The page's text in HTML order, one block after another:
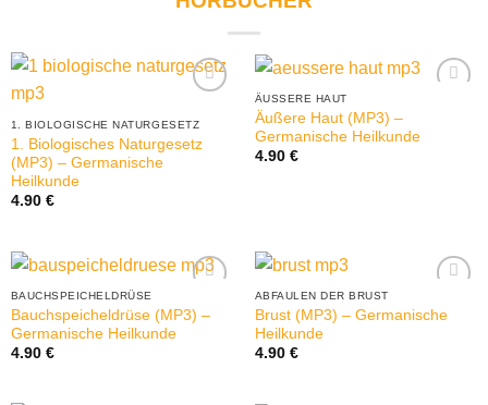
1. BIOLOGISCHE NATURGESETZ
1. Biologisches Naturgesetz
(MP3) – Germanische
Heilkunde
4.90 €
ÄUSSERE HAUT
Äußere Haut (MP3) –
Germanische Heilkunde
4.90 €
BAUCHSPEICHELDRÜSE
Bauchspeicheldrüse (MP3) –
Germanische Heilkunde
4.90 €
ABFAULEN DER BRUST
Brust (MP3) – Germanische
Heilkunde
4.90 €